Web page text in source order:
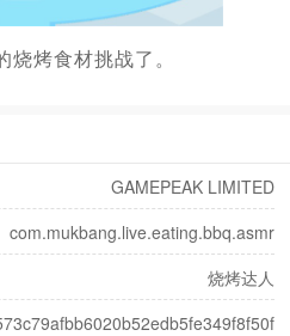
烤食材挑战了。
GAMEPEAK LIMITED
com.mukbang.live.eating.bbq.asmr
烧烤达人